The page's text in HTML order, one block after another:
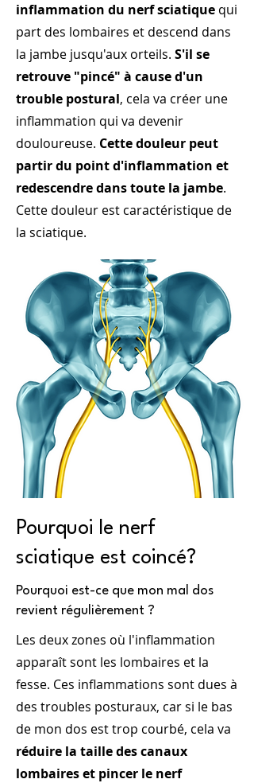
inflammation du nerf sciatique qui
part des lombaires et descend dans
la jambe jusqu'aux orteils. S'il se
retrouve "pincé" à cause d'un
trouble postural, cela va créer une
inflammation qui va devenir
douloureuse. Cette douleur peut
partir du point d'inflammation et
redescendre dans toute la jambe.
Cette douleur est caractéristique de
la sciatique.
Pourquoi le nerf
sciatique est coincé?
Pourquoi est-ce que mon mal dos
revient régulièrement ?
Les deux zones où l'inflammation
apparaît sont les lombaires et la
fesse. Ces inflammations sont dues à
des troubles posturaux, car si le bas
de mon dos est trop courbé, cela va
réduire la taille des canaux
lombaires et pincer le nerf